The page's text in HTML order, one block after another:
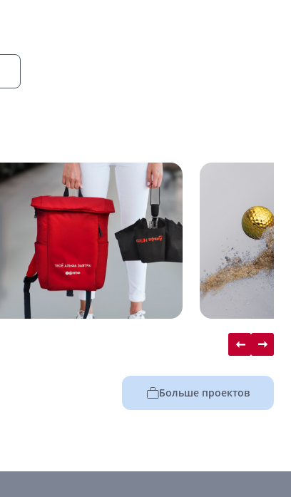
Больше проектов